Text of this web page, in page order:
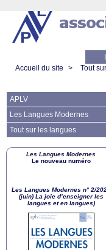
Accueil du site
> Tout
APLV
Les Langues Modernes
Tout sur les langues
Les Langues Modernes
Le nouveau numéro
Les Langues Modernes n° 2/
(juin) La joie d’enseigner les
langues et en langues)